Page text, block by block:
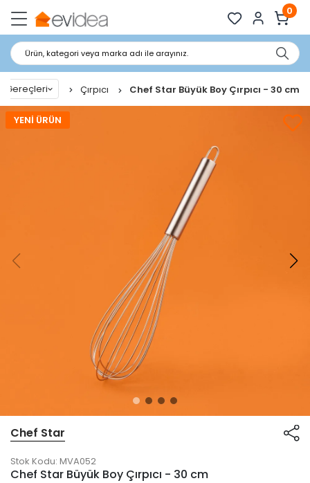
0
Ürün, kategori veya marka adı ile arayınız.
Gereçleri Çırpıcı Chef Star Büyük Boy Çırpıcı - 30 cm
YENİ ÜRÜN
Chef Star
Stok Kodu: MVA052
Chef Star Büyük Boy Çırpıcı - 30 cm